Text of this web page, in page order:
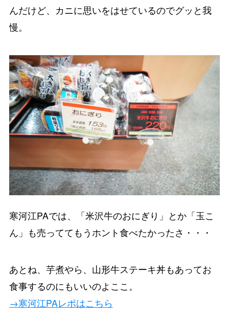
んだけど、カニに思いをはせているのでグッと我
慢。
寒河江PAでは、「米沢牛のおにぎり」とか「玉こ
ん」も売っててもうホント食べたかったさ・・・
あとね、芋煮やら、山形牛ステーキ丼もあってお
食事するのにもいいのよここ。
→寒河江PAレポはこちら